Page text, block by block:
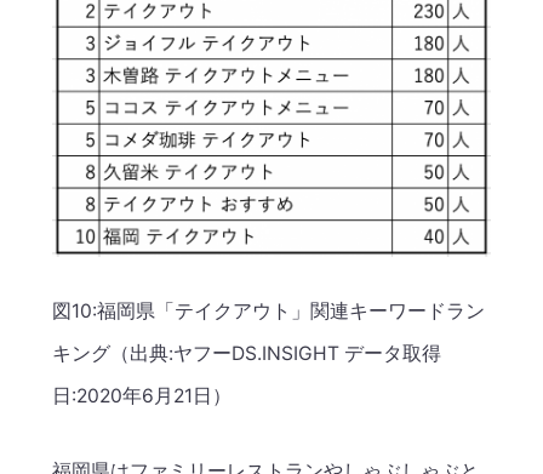
図10:福岡県「テイクアウト」関連キーワードラン
キング（出典:ヤフーDS.INSIGHT データ取得
日:2020年6月21日）